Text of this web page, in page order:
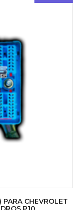
PARA CHEVROLET